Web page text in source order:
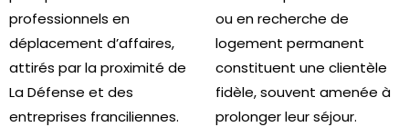
professionnels en
déplacement d’affaires,
attirés par la proximité de
La Défense et des
entreprises franciliennes.
ou en recherche de
logement permanent
constituent une clientèle
fidèle, souvent amenée à
prolonger leur séjour.